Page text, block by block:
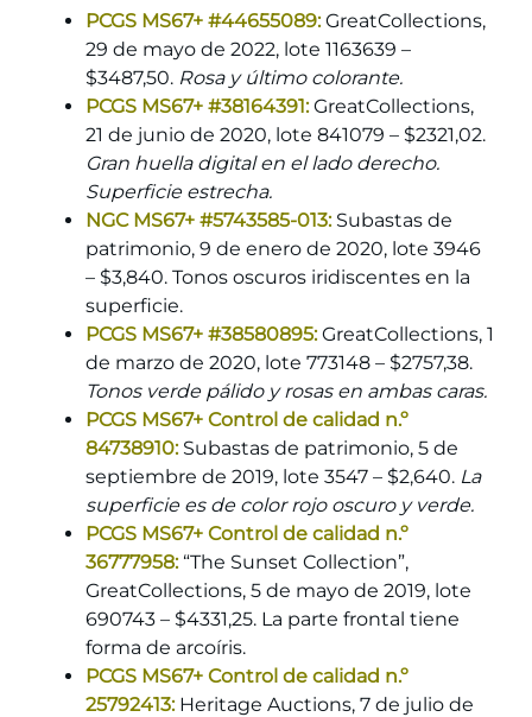
PCGS MS67+ #44655089:GreatCollections,
29 de mayo de 2022, lote 1163639 –
$3487,50. Rosa y último colorante.
PCGS MS67+ #38164391:GreatCollections,
21 de junio de 2020, lote 841079 – $2321,02.
Gran huella digital en el lado derecho.
Superficie estrecha.
NGC MS67+ #5743585-013:Subastas de
patrimonio, 9 de enero de 2020, lote 3946
– $3,840. Tonos oscuros iridiscentes en la
superficie.
PCGS MS67+ #38580895:GreatCollections, 1
de marzo de 2020, lote 773148 – $2757,38.
Tonos verde pálido y rosas en ambas caras.
PCGS MS67+ Control de calidad n.º
84738910:Subastas de patrimonio, 5 de
septiembre de 2019, lote 3547 – $2,640. La
superficie es de color rojo oscuro y verde.
PCGS MS67+ Control de calidad n.º
36777958:“The Sunset Collection”,
GreatCollections, 5 de mayo de 2019, lote
690743 – $4331,25. La parte frontal tiene
forma de arcoíris.
PCGS MS67+ Control de calidad n.º
25792413:Heritage Auctions, 7 de julio de